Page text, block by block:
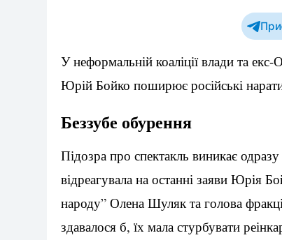
У неформальній коаліції влади та
Юрій Бойко поширює російські
Беззубе обурення
Підозра про спектакль виникає
відреагувала на останні заяви Юрія
народу” Олена Шуляк та голова
здавалося б, їх мала стурбувати